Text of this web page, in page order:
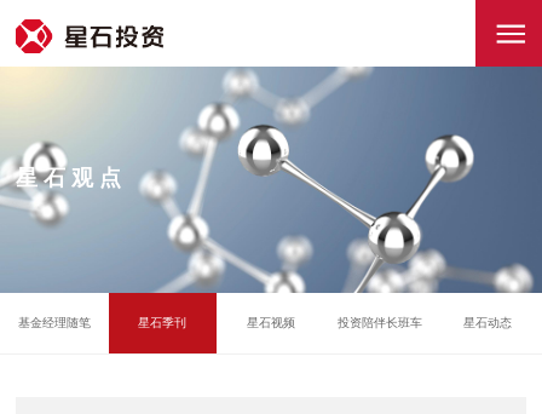
星石观点
基金经理随笔 星石季刊 星石视频 投资陪伴长班车 星石动态